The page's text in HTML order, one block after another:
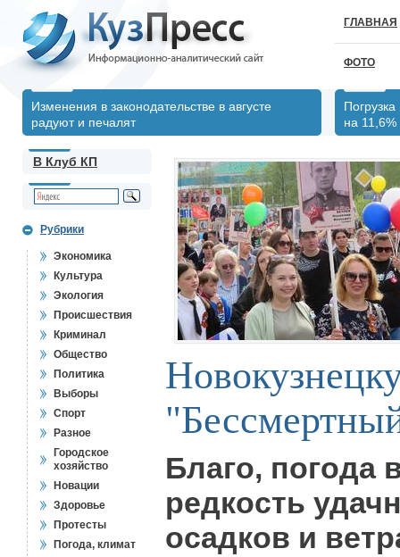
ГЛАВНАЯ
ФОТО
Изменения в законодательстве в августе
радуют и печалят
на 11,6%
В Клуб КП
Рубрики
Экономика
Культура
Экология
Происшествия
Криминал
Общество
Политика
Выборы
Спорт
Разное
Городское
хозяйство
Новации
Здоровье
Протесты
Погода, климат
Благо, погода
редкость
осадков и